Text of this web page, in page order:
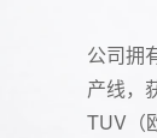
公司拥
产线，
TUV（